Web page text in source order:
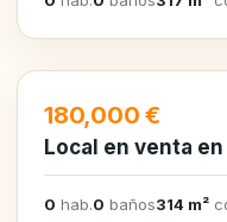
EN VENTA
180,000 €
Local en venta
0 hab.0 baños314 m²